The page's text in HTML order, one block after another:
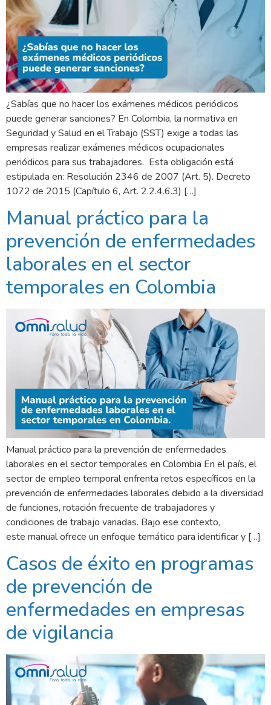
¿Sabías que no hacer los exámenes médicos periódicos
puede generar sanciones? En Colombia, la normativa en
Seguridad y Salud en el Trabajo (SST) exige a todas las
empresas realizar exámenes médicos ocupacionales
periódicos para sus trabajadores. Esta obligación está
estipulada en: Resolución 2346 de 2007 (Art. 5). Decreto
1072 de 2015 (Capítulo 6, Art. 2.2.4.6.3) […]
Manual práctico para la
prevención de enfermedades
laborales en el sector
temporales en Colombia
Manual práctico para la prevención de enfermedades
laborales en el sector temporales en Colombia En el país, el
sector de empleo temporal enfrenta retos específicos en la
prevención de enfermedades laborales debido a la diversidad
de funciones, rotación frecuente de trabajadores y
condiciones de trabajo variadas. Bajo ese contexto,
este manual ofrece un enfoque temático para identificar y […]
Casos de éxito en programas
de prevención de
enfermedades en empresas
de vigilancia